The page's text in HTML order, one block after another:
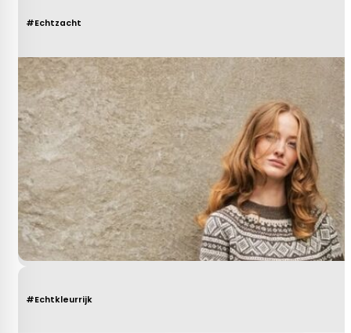
#Echtzacht
#Echtkleurrijk